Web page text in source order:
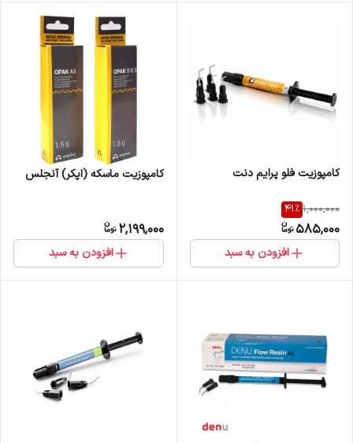
کامپوزیت فلو پرایم دنت
1,000,000
41%
585,000
افزودن به سبد
کامپوزیت ماسکه (اپکر) آنجلس
2,199,000
افزودن به سبد